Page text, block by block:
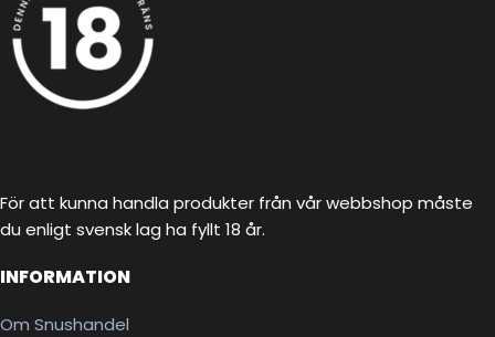
För att kunna handla produkter från vår webbshop måste
du enligt svensk lag ha fyllt 18 år.
INFORMATION
Om Snushandel